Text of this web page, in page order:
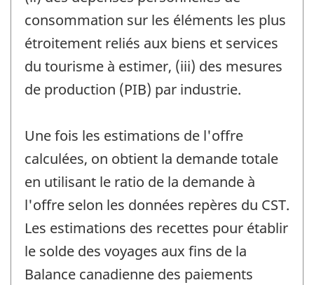
consommation sur les éléments les plus
étroitement reliés aux biens et services
du tourisme à estimer, (iii) des mesures
de production (PIB) par industrie.
Une fois les estimations de l'offre
calculées, on obtient la demande totale
en utilisant le ratio de la demande à
l'offre selon les données repères du CST.
Les estimations des recettes pour établir
le solde des voyages aux fins de la
Balance canadienne des paiements